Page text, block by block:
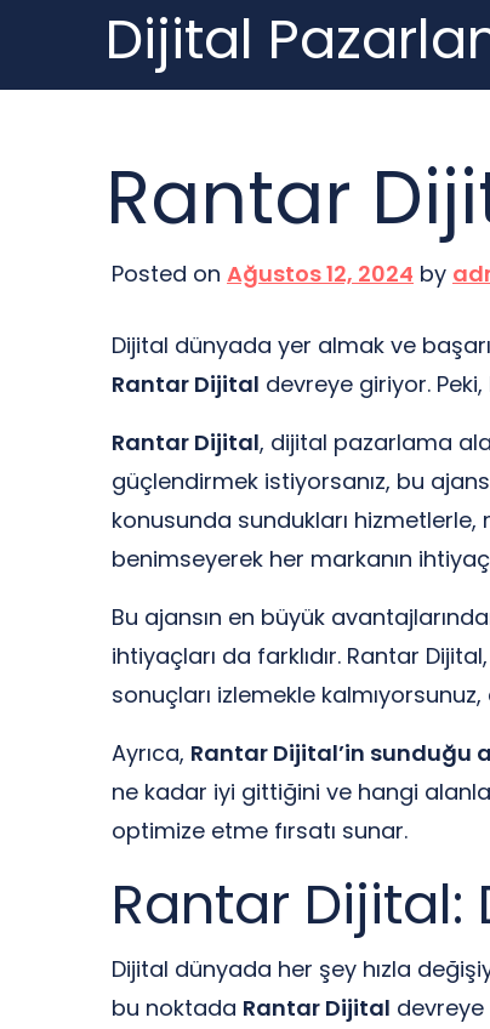
content
Dijital
Rantar
Posted on Ağustos 12, 2024 by
Dijital dünyada yer almak ve
Rantar Dijital devreye giriyor.
Rantar Dijital, dijital pazarlama
güçlendirmek istiyorsanız, bu
konusunda sundukları
benimseyerek her markanın
Bu ajansın en büyük
ihtiyaçları da farklıdır. Rantar
sonuçları izlemekle
Ayrıca, Rantar Dijital’in sunduğu
ne kadar iyi gittiğini ve hangi
optimize etme fırsatı sunar.
Rantar
Dijital dünyada her şey hızla
bu noktada Rantar Dijital